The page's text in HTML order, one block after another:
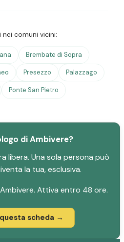
nei comuni vicini:
Brembate di Sopra
Presezzo Palazzago
Ponte San Pietro
di Ambivere?
libera. Una sola persona può
la tua, esclusiva.
Attiva entro 48 ore.
scheda →